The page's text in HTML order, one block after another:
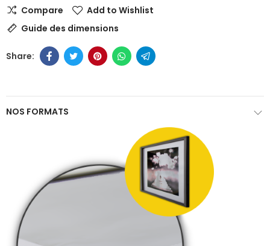
Compare
Add to Wishlist
Guide des dimensions
NOS FORMATS